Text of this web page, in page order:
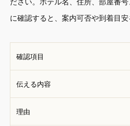
に確認すると、案内可否や到着目安
確認項目
伝える内容
理由